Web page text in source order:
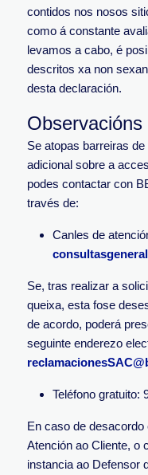
contidos nos nosos
como á constante
levamos a cabo, é
descritos xa non
desta declaración.
Se atopas barreiras
adicional sobre a
podes contactar con
través de:
Canles de atenció
Se, tras realizar a
queixa, esta fose
de acordo, poderá
seguinte enderezo
Teléfono gratuito:
En caso de
Atención ao Cliente, o
instancia ao Defensor